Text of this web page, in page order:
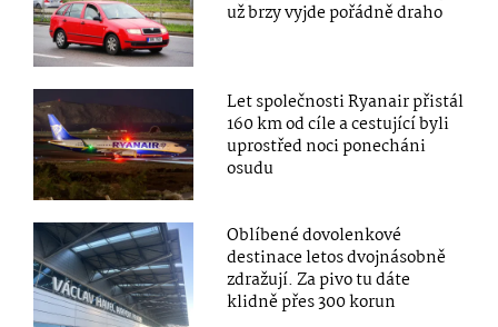
už brzy vyjde pořádně draho
Let společnosti Ryanair přistál
160 km od cíle a cestující byli
uprostřed noci ponecháni
osudu
Oblíbené dovolenkové
destinace letos dvojnásobně
zdražují. Za pivo tu dáte
klidně přes 300 korun